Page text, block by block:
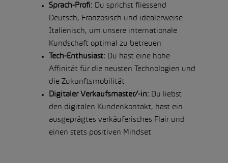
Sprach-Profi: Du sprichst fliessend
Deutsch, Französisch und idealerweise
Italienisch, um unsere internationale
Kundschaft optimal zu betreuen
Tech-Enthusiast: Du hast eine hohe
Affinität für die neusten Technologien und
die Zukunftsmobilität
Digitaler Verkaufsmaster/-in: Du liebst
den digitalen Kundenkontakt, hast ein
ausgeprägtes verkäuferisches Flair und
einen stets positiven Mindset